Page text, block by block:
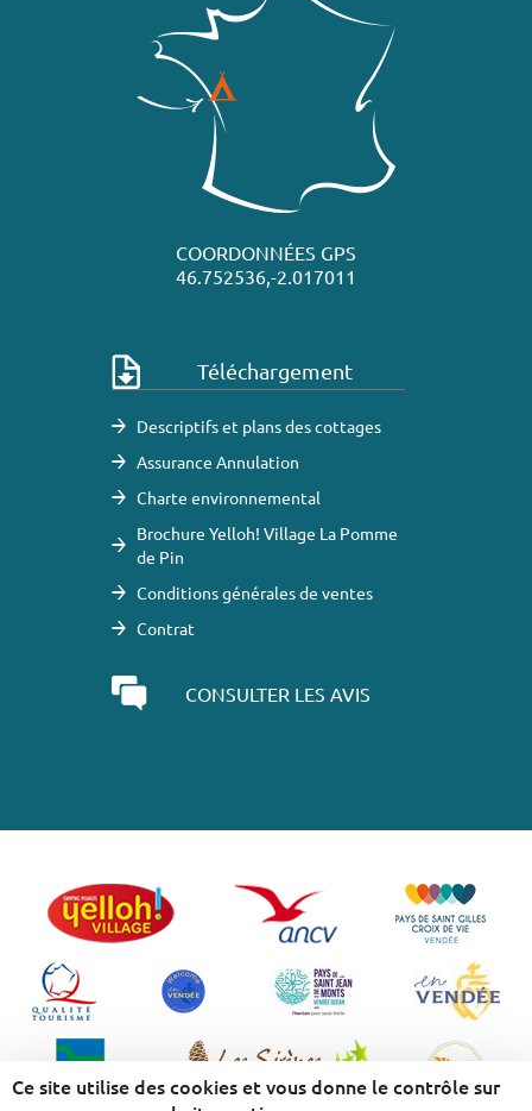
Ce site utilise des cookies et vous donne le contrôle sur
COORDONNÉES GPS
46.752536,-2.017011
Téléchargement
Descriptifs et plans des cottages
Assurance Annulation
Charte environnemental
Brochure Yelloh! Village La Pomme
de Pin
Conditions générales de ventes
Contrat
CONSULTER LES AVIS